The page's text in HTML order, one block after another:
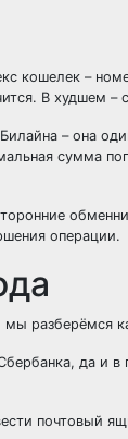
кошелек –
В худшем –
– она
сумма
операции.
разберёмся
да и
почтовый